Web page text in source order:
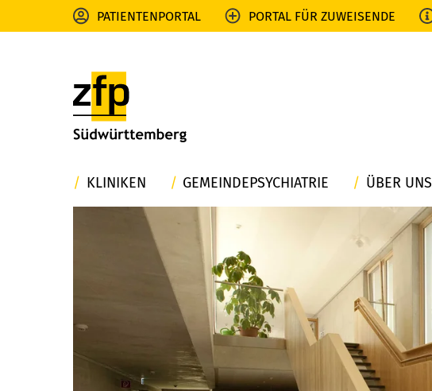
PATIENTENPORTAL PORTAL FÜR ZUWEISENDE
KLINIKEN GEMEINDEPSYCHIATRIE ÜBER UNS